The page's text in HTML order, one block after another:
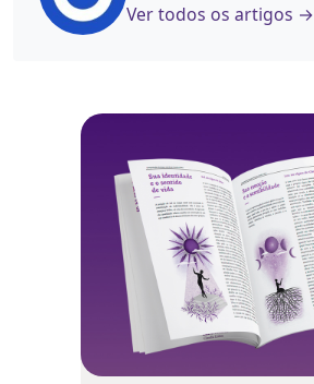
Ver todos os artigos →